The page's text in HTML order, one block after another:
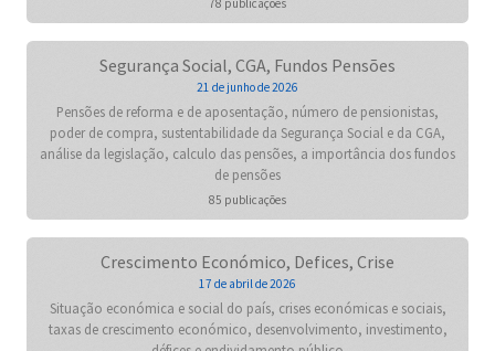
78 publicações
Segurança Social, CGA, Fundos Pensões
21 de junho de 2026
Pensões de reforma e de aposentação, número de pensionistas,
poder de compra, sustentabilidade da Segurança Social e da CGA,
análise da legislação, calculo das pensões, a importância dos fundos
de pensões
85 publicações
Crescimento Económico, Defices, Crise
17 de abril de 2026
Situação económica e social do país, crises económicas e sociais,
taxas de crescimento económico, desenvolvimento, investimento,